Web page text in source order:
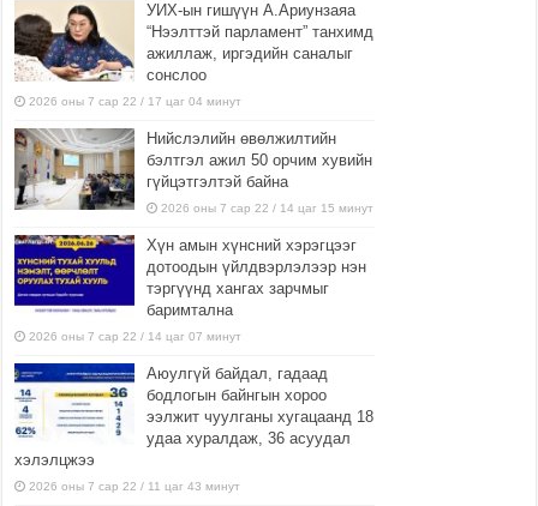
УИХ-ын гишүүн А.Ариунзаяа
“Нээлттэй парламент” танхимд
ажиллаж, иргэдийн саналыг
сонслоо
2026 оны 7 сар 22 / 17 цаг 04 минут
Нийслэлийн өвөлжилтийн
бэлтгэл ажил 50 орчим хувийн
гүйцэтгэлтэй байна
2026 оны 7 сар 22 / 14 цаг 15 минут
Хүн амын хүнсний хэрэгцээг
дотоодын үйлдвэрлэлээр нэн
тэргүүнд хангах зарчмыг
баримтална
2026 оны 7 сар 22 / 14 цаг 07 минут
Аюулгүй байдал, гадаад
бодлогын байнгын хороо
ээлжит чуулганы хугацаанд 18
удаа хуралдаж, 36 асуудал
хэлэлцжээ
2026 оны 7 сар 22 / 11 цаг 43 минут